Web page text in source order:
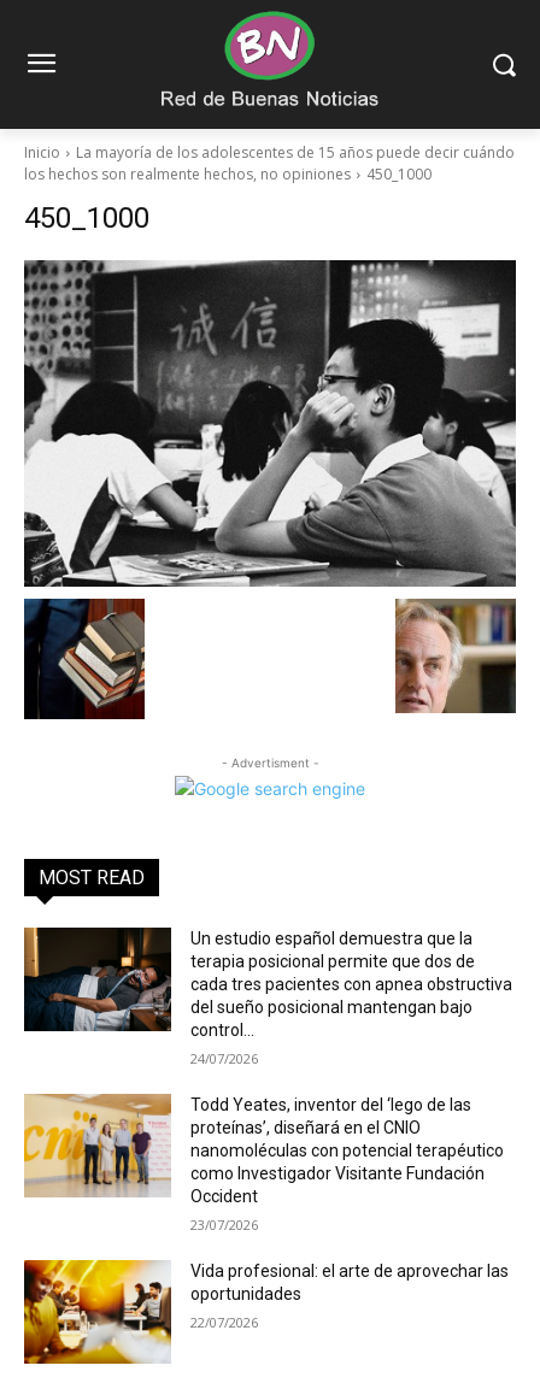
Inicio
La mayoría de los adolescentes de 15 años puede decir cuándo
los hechos son realmente hechos, no opiniones
450_1000
450_1000
- Advertisment -
MOST READ
Un estudio español demuestra que la
terapia posicional permite que dos de
cada tres pacientes con apnea obstructiva
del sueño posicional mantengan bajo
control...
24/07/2026
Todd Yeates, inventor del ‘lego de las
proteínas’, diseñará en el CNIO
nanomoléculas con potencial terapéutico
como Investigador Visitante Fundación
Occident
23/07/2026
Vida profesional: el arte de aprovechar las
oportunidades
22/07/2026